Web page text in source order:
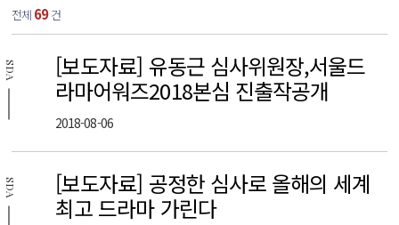
전체 69건
SDA
[보도자료] 유동근 심사위원장,서울드
라마어워즈2018본심 진출작공개
2018-08-06
SDA
[보도자료] 공정한 심사로 올해의 세계
최고 드라마 가린다